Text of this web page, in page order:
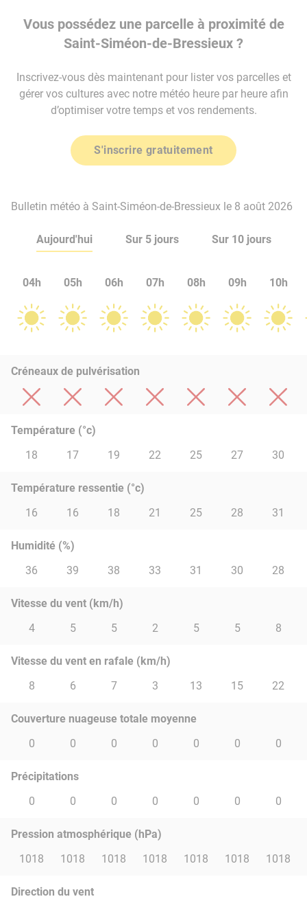
Vous possédez une parcelle à proximité de
Saint-Siméon-de-Bressieux ?
Inscrivez-vous dès maintenant pour lister vos parcelles et
gérer vos cultures avec notre météo heure par heure afin
d’optimiser votre temps et vos rendements.
S'inscrire gratuitement
Bulletin météo à Saint-Siméon-de-Bressieux le 8 août 2026
Aujourd'hui Sur 5 jours Sur 10 jours
04h 05h 06h 07h 08h 09h 10h
Créneaux de pulvérisation
Température (°c)
18
17 19 22 25 27 30
Température ressentie (°c)
16
16 18 21 25 28 31
Humidité (%)
36
39 38 33 31 30 28
Vitesse du vent (km/h)
4
5 5 2 5 5 8
Vitesse du vent en rafale (km/h)
8
6 7 3 13 15 22
Couverture nuageuse totale moyenne
0
0 0 0 0 0 0
Précipitations
0
0 0 0 0 0 0
Pression atmosphérique (hPa)
1018
1018 1018 1018 1018 1018 1018
Direction du vent